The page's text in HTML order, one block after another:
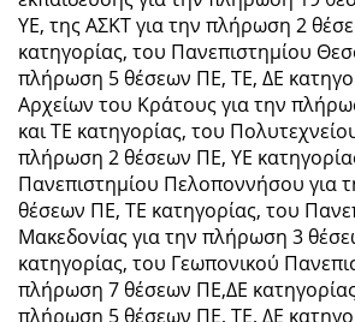
ΥΕ, της ΑΣΚΤ για την πλήρωση 2
κατηγορίας, του Πανεπιστημίου
πλήρωση 5 θέσεων ΠΕ, ΤΕ, ΔΕ
Αρχείων του Κράτους για την
και ΤΕ κατηγορίας, του
πλήρωση 2 θέσεων ΠΕ, ΥΕ
Πανεπιστημίου Πελοποννήσου για
θέσεων ΠΕ, ΤΕ κατηγορίας, του
Μακεδονίας για την πλήρωση 3
κατηγορίας, του Γεωπονικού
πλήρωση 7 θέσεων ΠΕ,ΔΕ
πλήρωση 5 θέσεων ΠΕ, ΤΕ, ΔΕ